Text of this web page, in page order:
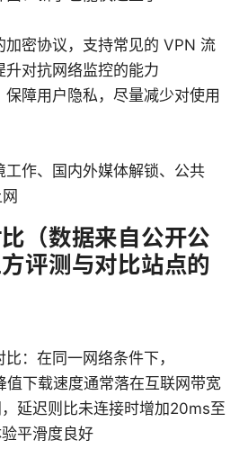
加密协议，支持常见的 VPN 流
升对抗网络监控的能力
保障用户隐私，尽量减少对使用
工作、国内外媒体解锁、公共
（数据来自公开公
评测与对比站点的
：在同一网络条件下，
下载速度通常落在互联网带宽
延迟则比未连接时增加20ms至
平滑度良好